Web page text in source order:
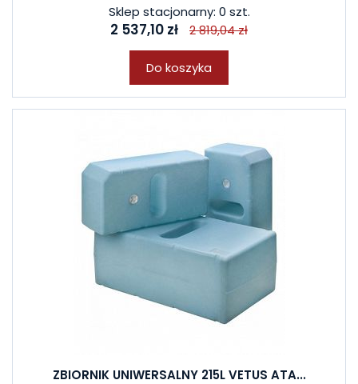
Sklep stacjonarny: 0 szt.
2 537,10 zł 2 819,04 zł
Do koszyka
ZBIORNIK UNIWERSALNY 215L VETUS ATA...